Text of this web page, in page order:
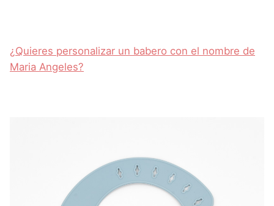
¿Quieres personalizar un babero con el nombre de
Maria Angeles?